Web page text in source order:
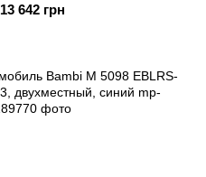
13 642 грн